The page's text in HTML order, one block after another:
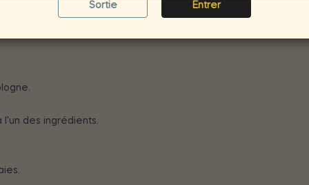
directement sur la peau sur les zones habituelles.
des ingrédients.
Sortie Entrer